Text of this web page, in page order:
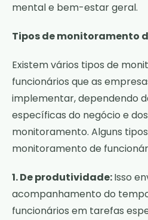
mental e bem-estar geral.
Tipos de monitoramento
Existem vários tipos de
funcionários que as
implementar, dependendo
específicas do negócio e
monitoramento. Alguns
monitoramento de
1. De produtividade:Isso
acompanhamento do
funcionários em tarefas